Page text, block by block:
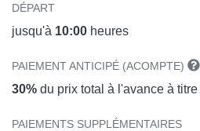
DÉPART
jusqu'à 10:00 heures
PAIEMENT ANTICIPÉ (ACOMPTE)
30% du prix total à l'avance à
PAIEMENTS SUPPLÉMENTAIRES